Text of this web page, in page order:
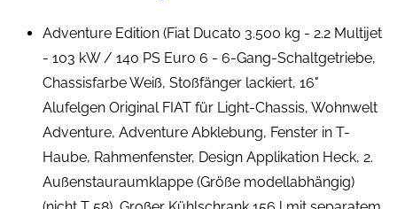
Adventure Edition (Fiat Ducato 3.500 kg - 2.2 Multijet
- 103 kW / 140 PS Euro 6 - 6-Gang-Schaltgetriebe,
Chassisfarbe Weiß, Stoßfänger lackiert, 16"
Alufelgen Original FIAT für Light-Chassis, Wohnwelt
Adventure, Adventure Abklebung, Fenster in T-
Haube, Rahmenfenster, Design Applikation Heck, 2.
Außenstauraumklappe (Größe modellabhängig)